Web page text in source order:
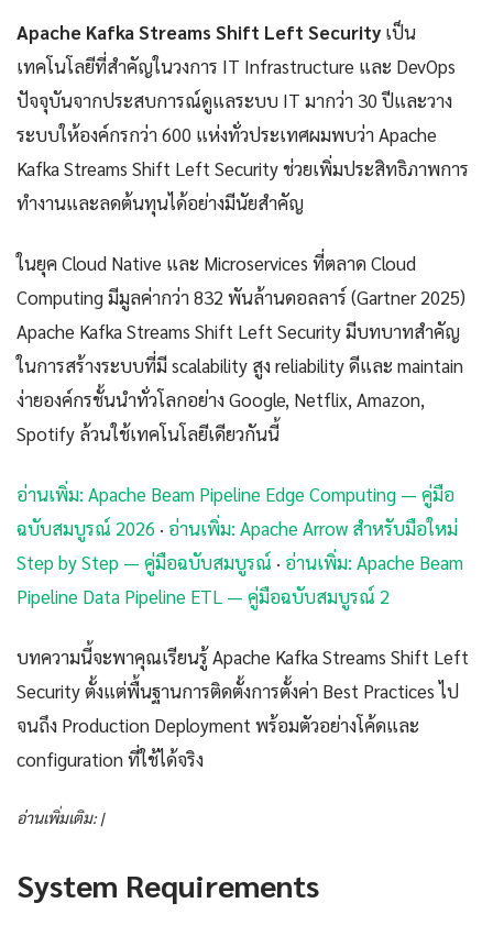
Apache Kafka Streams Shift Left Security เป็น
เทคโนโลยีที่สำคัญในวงการ IT Infrastructure และ DevOps
ปัจจุบันจากประสบการณ์ดูแลระบบ IT มากว่า 30 ปีและวาง
ระบบให้องค์กรกว่า 600 แห่งทั่วประเทศผมพบว่า Apache
Kafka Streams Shift Left Security ช่วยเพิ่มประสิทธิภาพการ
ทำงานและลดต้นทุนได้อย่างมีนัยสำคัญ
ในยุค Cloud Native และ Microservices ที่ตลาด Cloud
Computing มีมูลค่ากว่า 832 พันล้านดอลลาร์ (Gartner 2025)
Apache Kafka Streams Shift Left Security มีบทบาทสำคัญ
ในการสร้างระบบที่มี scalability สูง reliability ดีและ maintain
ง่ายองค์กรชั้นนำทั่วโลกอย่าง Google, Netflix, Amazon,
Spotify ล้วนใช้เทคโนโลยีเดียวกันนี้
อ่านเพิ่ม: Apache Beam Pipeline Edge Computing — คู่มือ
ฉบับสมบูรณ์ 2026 · อ่านเพิ่ม: Apache Arrow สำหรับมือใหม่
Step by Step — คู่มือฉบับสมบูรณ์ · อ่านเพิ่ม: Apache Beam
Pipeline Data Pipeline ETL — คู่มือฉบับสมบูรณ์ 2
บทความนี้จะพาคุณเรียนรู้ Apache Kafka Streams Shift Left
Security ตั้งแต่พื้นฐานการติดตั้งการตั้งค่า Best Practices ไป
จนถึง Production Deployment พร้อมตัวอย่างโค้ดและ
configuration ที่ใช้ได้จริง
อ่านเพิ่มเติม: |
System Requirements